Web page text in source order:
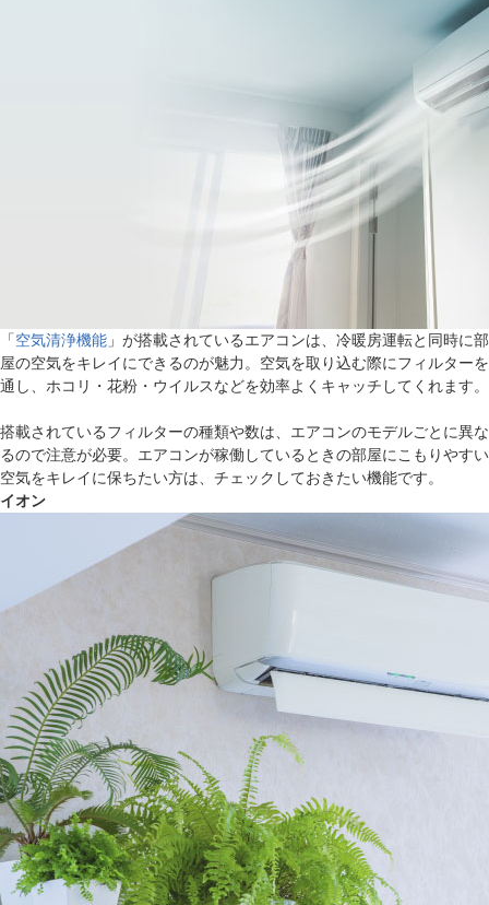
「空気清浄機能 」が搭載されているエアコンは、冷暖房運転と同時に部
屋の空気をキレイにできるのが魅力。空気を取り込む際にフィルターを
通し、ホコリ・花粉・ウイルスなどを効率よくキャッチしてくれます。
搭載されているフィルターの種類や数は、エアコンのモデルごとに異な
るので注意が必要。エアコンが稼働しているときの部屋にこもりやすい
空気をキレイに保ちたい方は、チェックしておきたい機能です。
イオン